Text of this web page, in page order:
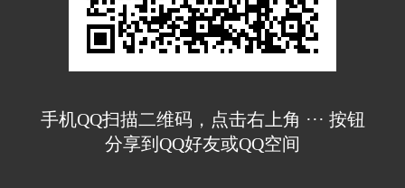
手机QQ扫描二维码，点击右上角 ··· 按钮
分享到QQ好友或QQ空间